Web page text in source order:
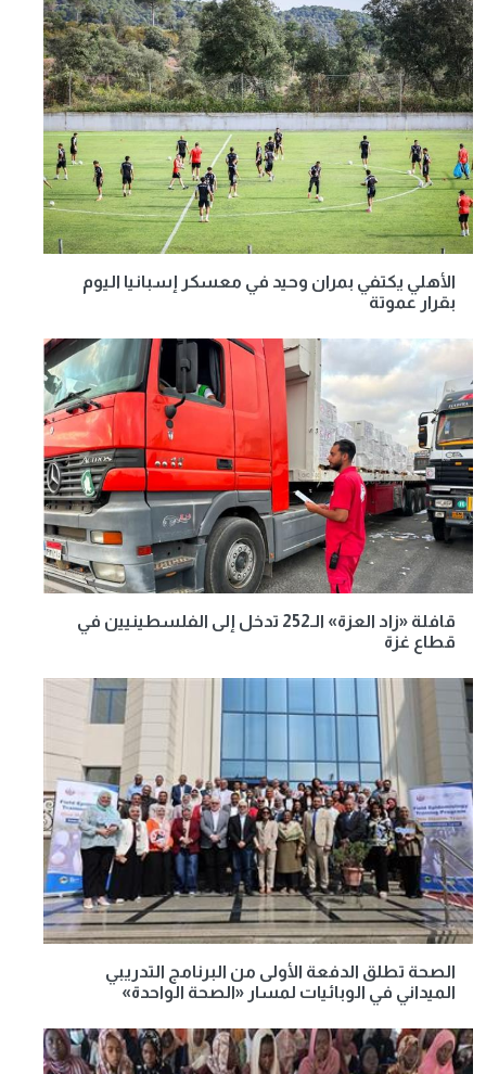
الأهلي يكتفي بمران وحيد في معسكر إسبانيا اليوم
بقرار عموتة
قافلة «زاد العزة» الـ252 تدخل إلى الفلسطينيين في
قطاع غزة
الصحة تطلق الدفعة الأولى من البرنامج التدريبي
الميداني في الوبائيات لمسار «الصحة الواحدة»